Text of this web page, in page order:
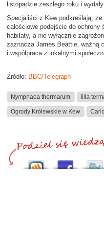
listopadzie zeszłego roku i
Specjaliści z Kew podkreślają, że
całościowe podejście do ochrony
habitaty, a nie wyłącznie
zaznacza James Beattie, ważną
i współpraca z lokalnymi
Źródło: BBC/Telegraph
Nymphaea thermarum lilia
Ogrody Królewskie w Kew